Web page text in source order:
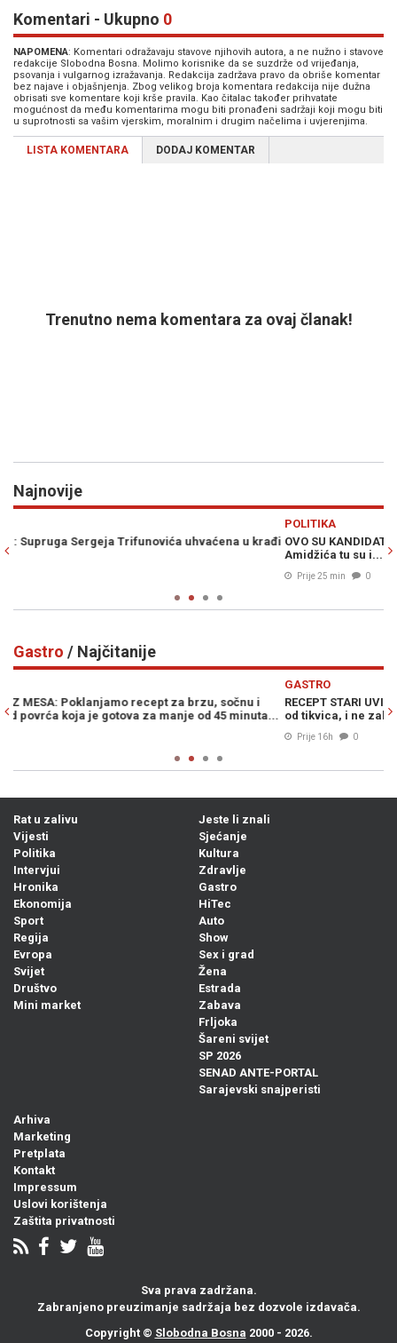
Komentari - Ukupno 0
NAPOMENA: Komentari odražavaju stavove njihovih autora, a ne nužno i stavove
redakcije Slobodna Bosna. Molimo korisnike da se suzdrže od vrijeđanja,
psovanja i vulgarnog izražavanja. Redakcija zadržava pravo da obriše komentar
bez najave i objašnjenja. Zbog velikog broja komentara redakcija nije dužna
obrisati sve komentare koji krše pravila. Kao čitalac također prihvatate
mogućnost da među komentarima mogu biti pronađeni sadržaji koji mogu biti
u suprotnosti sa vašim vjerskim, moralnim i drugim načelima i uvjerenjima.
LISTA KOMENTARA DODAJ KOMENTAR
Trenutno nema komentara za ovaj članak!
Najnovije
OVO SU KANDIDATI SNSD-a ZA PARLAMENT BiH: Pored Vulićke i
Gastro / Najčitanije
RECEPT STARI UVIJEK PALI: Na brzinu napravite izvrsni izljevak
od tikvica, i ne zaboravite jogurt...
Rat u zalivu
Vijesti
Politika
Intervjui
Hronika
Ekonomija
Sport
Regija
Evropa
Svijet
Društvo
Mini market
Jeste li znali
Sjećanje
Kultura
Zdravlje
Gastro
HiTec
Auto
Show
Sex i grad
Žena
Estrada
Zabava
Frljoka
Šareni svijet
SP 2026
SENAD ANTE-PORTAL
Sarajevski snajperisti
Arhiva
Marketing
Pretplata
Kontakt
Impressum
Uslovi korištenja
Zaštita privatnosti
Sva prava zadržana.
Zabranjeno preuzimanje sadržaja bez dozvole izdavača.
Copyright © Slobodna Bosna 2000 - 2026.